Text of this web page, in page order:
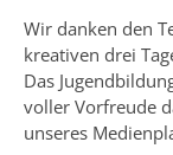
Wir danken den
kreativen drei
Das
voller Vorfreude
unseres